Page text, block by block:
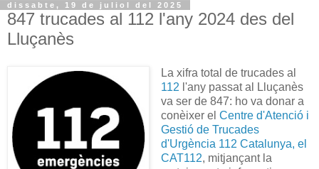
dissabte, 19 de juliol del 2025
847 trucades al 112 l'any 2024 des del
Lluçanès
La xifra total de trucades al
112 l'any passat al Lluçanès
va ser de 847: ho va donar a
conèixer el Centre d'Atenció i
Gestió de Trucades
d'Urgència 112 Catalunya, el
CAT112, mitjançant la